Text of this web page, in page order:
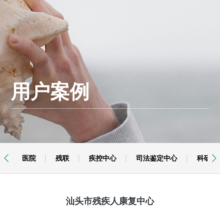
下载中心
用户案例
医院 残联 疾控中心 司法鉴定中心 科研机
 
汕头市残疾人康复中心